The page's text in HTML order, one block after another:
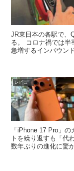
JR東日本の各駅で、
る。 コロナ禍では半
急増するインバウン
レビュー
「iPhone 17 Pro」
トを繰り返すも「代
数年ぶりの進化に驚